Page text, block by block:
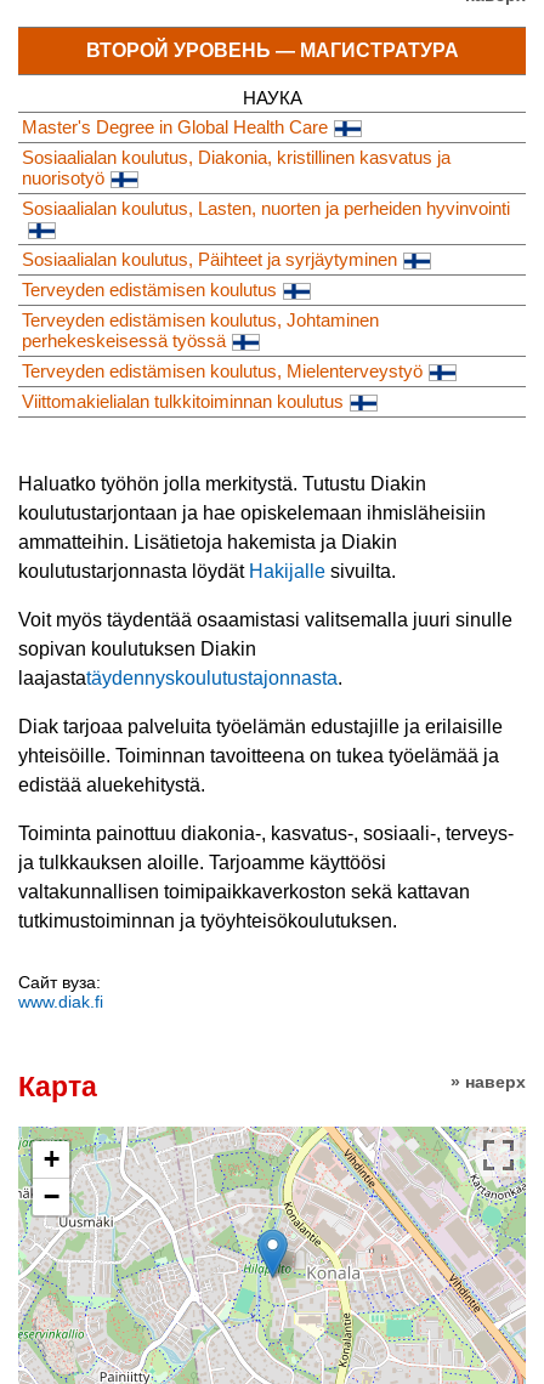
ВТОРОЙ УРОВЕНЬ — МАГИСТРАТУРА
НАУКА
Master's Degree in Global Health Care
Sosiaalialan koulutus, Diakonia, kristillinen kasvatus ja
nuorisotyö
Sosiaalialan koulutus, Lasten, nuorten ja perheiden hyvinvointi
Sosiaalialan koulutus, Päihteet ja syrjäytyminen
Terveyden edistämisen koulutus
Terveyden edistämisen koulutus, Johtaminen
perhekeskeisessä työssä
Terveyden edistämisen koulutus, Mielenterveystyö
Viittomakielialan tulkkitoiminnan koulutus
Haluatko työhön jolla merkitystä. Tutustu Diakin
koulutustarjontaan ja hae opiskelemaan ihmisläheisiin
ammatteihin. Lisätietoja hakemista ja Diakin
koulutustarjonnasta löydät Hakijalle sivuilta.
Voit myös täydentää osaamistasi valitsemalla juuri sinulle
sopivan koulutuksen Diakin
laajastatäydennyskoulutustajonnasta.
Diak tarjoaa palveluita työelämän edustajille ja erilaisille
yhteisöille. Toiminnan tavoitteena on tukea työelämää ja
edistää aluekehitystä.
Toiminta painottuu diakonia-, kasvatus-, sosiaali-, terveys-
ja tulkkauksen aloille. Tarjoamme käyttöösi
valtakunnallisen toimipaikkaverkoston sekä kattavan
tutkimustoiminnan ja työyhteisökoulutuksen.
Сайт вуза:
www.diak.fi
» наверх
Карта
+
−